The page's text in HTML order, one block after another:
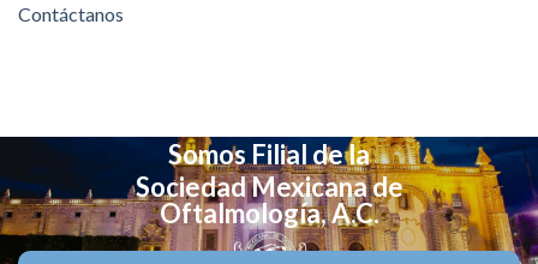
Contáctanos
Somos Filial de la
Sociedad Mexicana de
Oftalmología, A.C.